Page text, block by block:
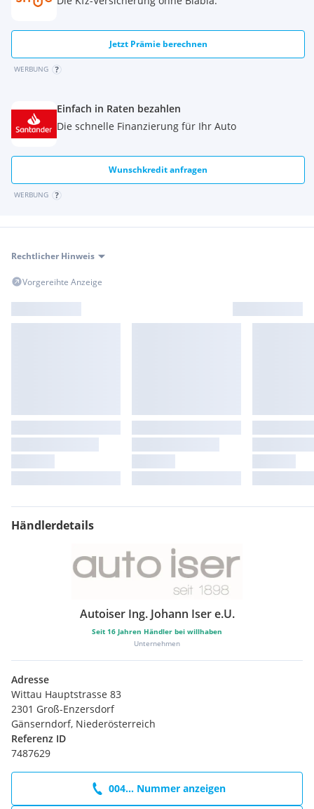
Jetzt Prämie berechnen
WERBUNG
Einfach in Raten bezahlen
Die schnelle Finanzierung für Ihr Auto
Wunschkredit anfragen
WERBUNG
Rechtlicher Hinweis
Vorgereihte Anzeige
Händlerdetails
Autoiser Ing. Johann Iser e.U.
Seit 16 Jahren Händler bei willhaben
Unternehmen
Adresse
Wittau Hauptstrasse 83
2301 Groß-Enzersdorf
Gänserndorf, Niederösterreich
Referenz ID
7487629
004... Nummer anzeigen